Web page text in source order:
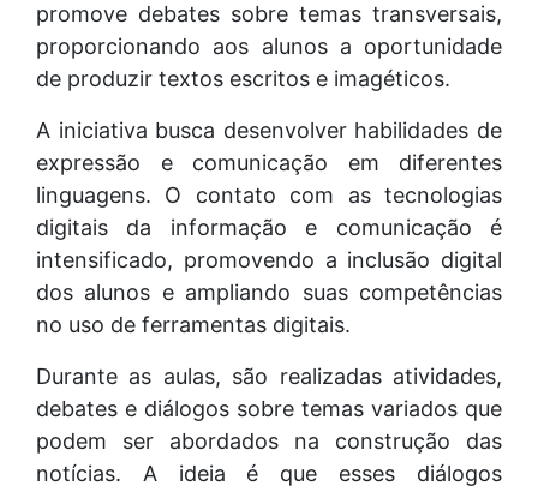
promove debates sobre temas transversais,
proporcionando aos alunos a oportunidade
de produzir textos escritos e imagéticos.
A iniciativa busca desenvolver habilidades de
expressão e comunicação em diferentes
linguagens. O contato com as tecnologias
digitais da informação e comunicação é
intensificado, promovendo a inclusão digital
dos alunos e ampliando suas competências
no uso de ferramentas digitais.
Durante as aulas, são realizadas atividades,
debates e diálogos sobre temas variados que
podem ser abordados na construção das
notícias. A ideia é que esses diálogos